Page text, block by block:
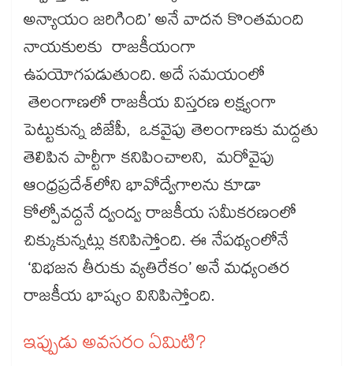
అన్యాయం జరిగింది’ అనే వాదన కొంతమంది
నాయకులకు రాజకీయంగా
ఉపయోగపడుతుంది. అదే సమయంలో
తెలంగాణలో రాజకీయ విస్తరణ లక్ష్యంగా
పెట్టుకున్న బీజేపీ, ఒకవైపు తెలంగాణకు మద్దతు
తెలిపిన పార్టీగా కనిపించాలని, మరోవైపు
ఆంధ్రప్రదేశ్‌‌‌‌‌‌‌‌‌‌‌‌‌‌‌‌‌‌‌‌‌‌‌‌‌‌‌‌‌‌‌‌‌‌‌‌‌‌‌‌‌‌‌‌‌‌‌‌‌‌‌‌‌‌‌‌‌‌‌‌‌‌‌‌‌‌‌‌‌‌‌‌‌‌‌‌‌‌‌‌‌‌‌‌‌‌‌‌‌‌‌‌‌‌‌‌‌‌‌‌‌‌‌‌‌‌‌‌‌‌‌‌‌‌‌‌‌‌‌‌‌‌‌‌‌‌‌‌‌‌‌‌‌‌‌‌‌‌‌‌‌‌‌‌‌‌‌‌‌‌‌‌‌‌‌‌‌‌‌‌‌‌‌‌‌‌‌‌‌‌‌‌‌‌‌‌‌‌‌‌‌‌‌‌‌‌‌‌‌‌‌‌‌‌‌‌‌‌‌‌‌‌‌‌‌‌‌‌‌‌‌‌‌‌‌‌‌‌‌‌‌‌‌‌‌‌‌‌‌‌‌‌‌‌‌‌‌‌‌‌‌‌‌‌‌‌‌‌‌‌‌‌‌‌‌‌లోని భావోద్వేగాలను కూడా
కోల్పోవద్దనే ద్వంద్వ రాజకీయ సమీకరణంలో
చిక్కుకున్నట్లు కనిపిస్తోంది. ఈ నేపథ్యంలోనే
‘విభజన తీరుకు వ్యతిరేకం’ అనే మధ్యంతర
రాజకీయ భాష్యం వినిపిస్తోంది.
ఇప్పుడు అవసరం ఏమిటి?